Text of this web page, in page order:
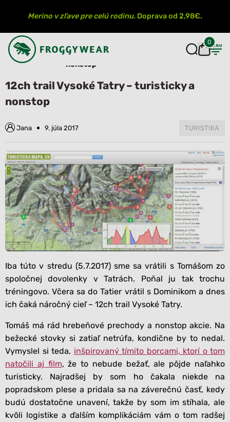
Merino v zľave pre celú rodinu. Doprava od 2,98€.
0
Úvod
12ch trail Vysoké Tatry – turisticky a
nonstop
12ch trail Vysoké Tatry – turisticky a
nonstop
Jana 9. júla 2017 TURISTIKA
Iba túto v stredu (5.7.2017) sme sa vrátili s Tomášom zo
spoločnej dovolenky v Tatrách. Poňal ju tak trochu
tréningovo. Včera sa do Tatier vrátil s Dominikom a dnes
ich čaká náročný cieľ – 12ch trail Vysoké Tatry.
Tomáš má rád hrebeňové prechody a nonstop akcie. Na
bežecké stovky si zatiaľ netrúfa, kondične by to nedal.
Vymyslel si teda, inšpirovaný tímito borcami, ktorí o tom
natočili aj film, že to nebude bežať, ale pôjde naľahko
turisticky. Najradšej by som ho čakala niekde na
popradskom plese a pridala sa na záverečnú časť, kedy
budú dostatočne unavení, takže by som im stíhala, ale
kvôli logistike a ďalším komplikáciám vám o tom radšej